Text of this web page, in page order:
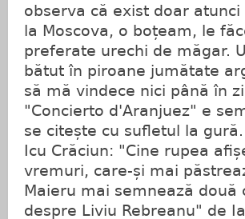
observa că exist doar
la Moscova, o boțeam, le
preferate urechi de măgar.
bătut în piroane jumătate
să mă vindece nici până în
"Concierto d'Aranjuez" e
se citește cu sufletul la
Icu Crăciun: "Cine rupea
vremuri, care-și mai
Maieru mai semnează
despre Liviu Rebreanu" de